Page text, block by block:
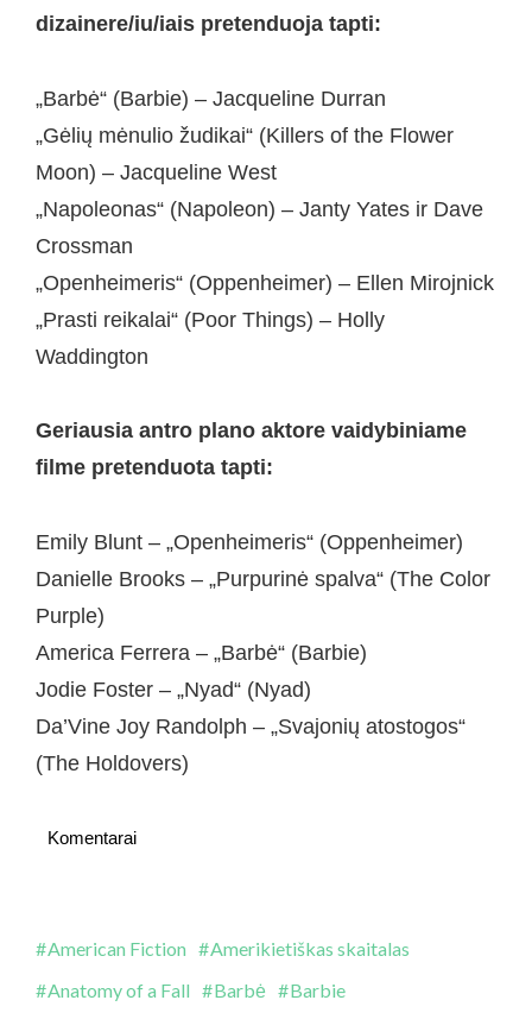
dizainere/iu/iais pretenduoja tapti:
„Barbė“ (Barbie) – Jacqueline Durran
„Gėlių mėnulio žudikai“ (Killers of the Flower
Moon) – Jacqueline West
„Napoleonas“ (Napoleon) – Janty Yates ir Dave
Crossman
„Openheimeris“ (Oppenheimer) – Ellen Mirojnick
„Prasti reikalai“ (Poor Things) – Holly
Waddington
Geriausia antro plano aktore vaidybiniame
filme pretenduota tapti:
Emily Blunt – „Openheimeris“ (Oppenheimer)
Danielle Brooks – „Purpurinė spalva“ (The Color
Purple)
America Ferrera – „Barbė“ (Barbie)
Jodie Foster – „Nyad“ (Nyad)
Da’Vine Joy Randolph – „Svajonių atostogos“
(The Holdovers)
Komentarai
American Fiction
Amerikietiškas skaitalas
Anatomy of a Fall
Barbė
Barbie